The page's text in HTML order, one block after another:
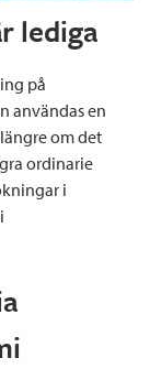
lediga
på
användas en
om det
ordinarie
i